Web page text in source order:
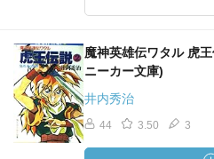
魔神英雄伝ワタル 虎
ニーカー文庫)
井内秀治
44 3.50 3